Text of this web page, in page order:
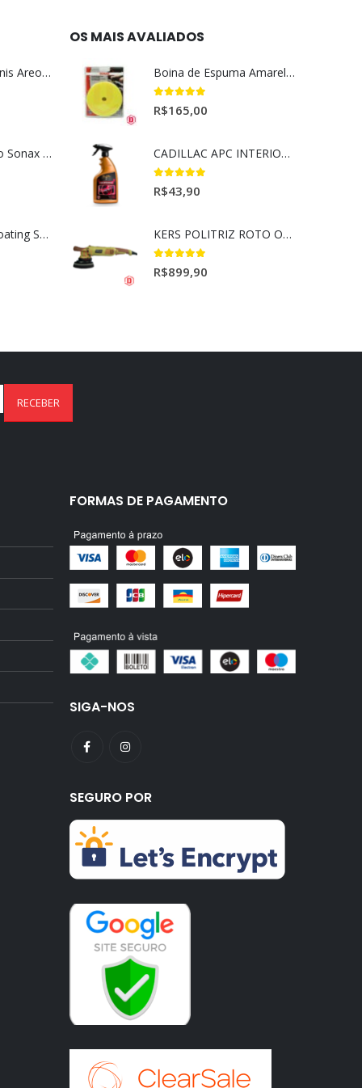
Aromatizante Tênis Areon Fresh Wave New Car / Carro Novo
Selador Cerâmico Sonax Xtreme Ceramic Spray + Seal (750ml)
Ceramic Spray Coating Sonax 750ml
OS MAIS AVALIADOS
Boina de Espuma Amarela Médio Agressiva Sonax (5")
5.00
R$165,00
CADILLAC APC INTERIORES 650ML
5.00
R$43,90
KERS POLITRIZ ROTO ORBITAL 15MM GOLD 127V l
5.00
R$899,90
FORMAS DE PAGAMENTO
SIGA-NOS
SEGURO POR